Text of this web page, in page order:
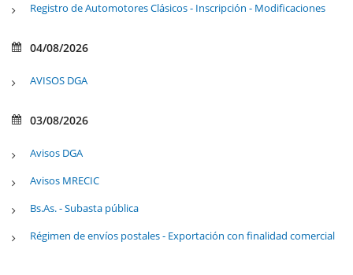
Registro de Automotores Clásicos - Inscripción - Modificaciones
04/08/2026
AVISOS DGA
03/08/2026
Avisos DGA
Avisos MRECIC
Bs.As. - Subasta pública
Régimen de envíos postales - Exportación con finalidad comercial